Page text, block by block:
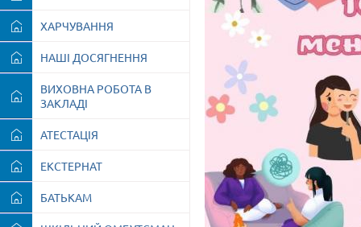
ХАРЧУВАННЯ
НАШІ ДОСЯГНЕННЯ
ВИХОВНА РОБОТА В
ЗАКЛАДІ
АТЕСТАЦІЯ
ЕКСТЕРНАТ
БАТЬКАМ